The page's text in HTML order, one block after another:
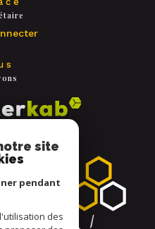
site
pendant
des